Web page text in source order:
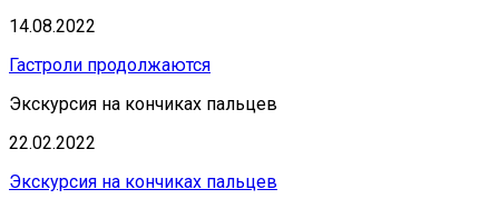
14.08.2022
Гастроли продолжаются
Экскурсия на кончиках пальцев
22.02.2022
Экскурсия на кончиках пальцев